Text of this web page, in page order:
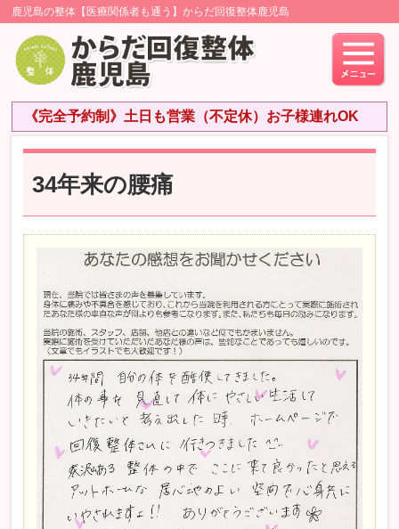
鹿児島の整体【医療関係者も通う】からだ回復整体鹿児島
《完全予約制》土日も営業（不定休）お子様連れOK
34年来の腰痛